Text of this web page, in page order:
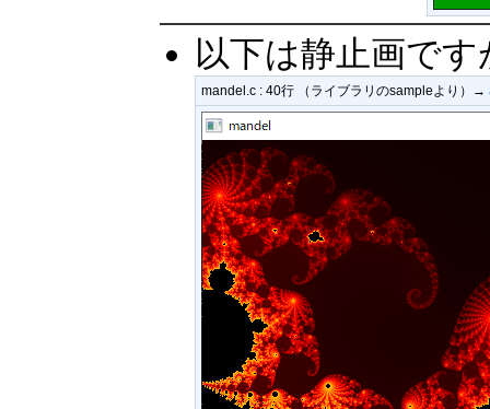
以下は静止画で
mandel.c : 40行 （ライブラリのsampleより）→